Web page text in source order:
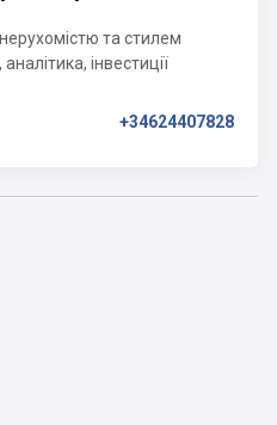
та стилем
інвестиції
+34624407828